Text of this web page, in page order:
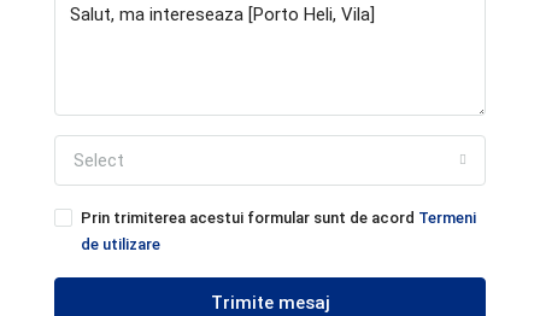
Select
Prin trimiterea acestui formular sunt de acord Termeni
de utilizare
Trimite mesaj